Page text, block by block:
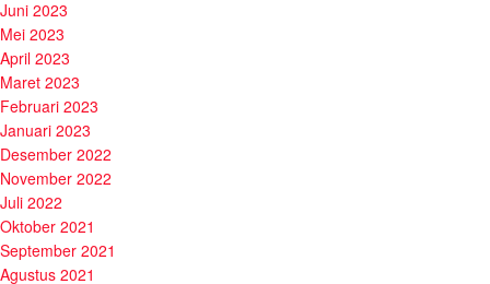
Juni 2023
Mei 2023
April 2023
Maret 2023
Februari 2023
Januari 2023
Desember 2022
November 2022
Juli 2022
Oktober 2021
September 2021
Agustus 2021